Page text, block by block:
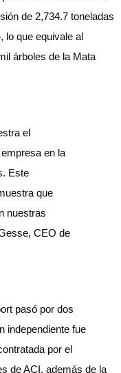
de 2,734.7 toneladas
lo que equivale al
árboles de la Mata
el
en la
Este
que
nuestras
CEO de
pasó por dos
independiente fue
por el
de ACI, además de la